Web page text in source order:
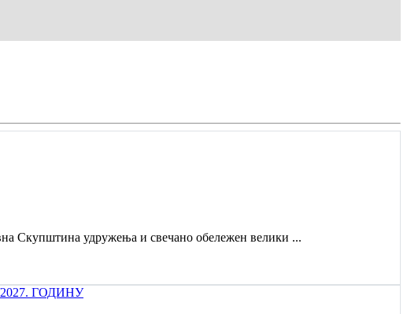
Скупштина удружења и свечано обележен велики ...